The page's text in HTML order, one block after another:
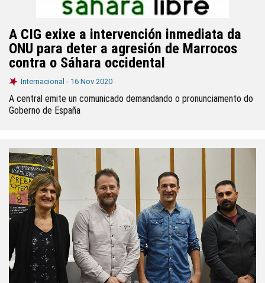
A CIG exixe a intervención inmediata da
ONU para deter a agresión de Marrocos
contra o Sáhara occidental
Internacional - 16 Nov 2020
A central emite un comunicado demandando o pronunciamento do
Goberno de España